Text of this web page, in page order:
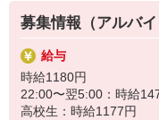
ゼンショーグループの
す。
【キッチン】
うどんを湯掻いたり、丼
ュー」をスピーディに調
すべての商品にマニュア
おいしい商品が作れます◎
募集情報（アルバイ
給与
時給1180円
22:00〜翌5:00：時給
高校生：時給1177円